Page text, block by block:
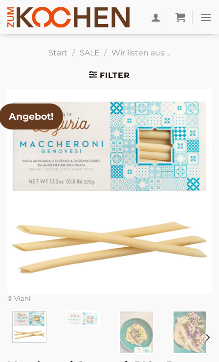
Zum
Inhalt
springen
Start / SALE / Wir listen aus ...
FILTER
Angebot!
© Viani